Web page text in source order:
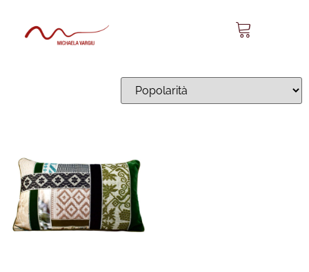
Su Cabidale 28